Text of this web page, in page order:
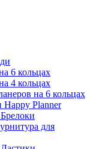
6 кольцах
4 кольцах
на 6 кольцах
Planner
для